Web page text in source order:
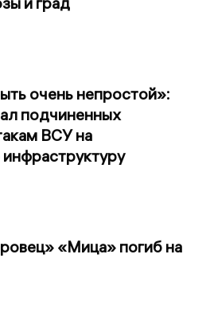
очень непростой»:
подчиненных
ВСУ на
«Мица» погиб на